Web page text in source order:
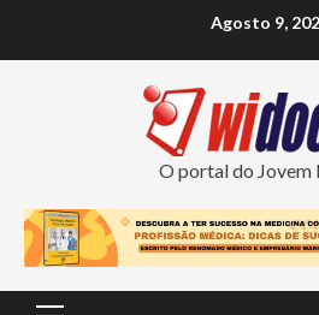
Agosto 9,
O portal do Jovem